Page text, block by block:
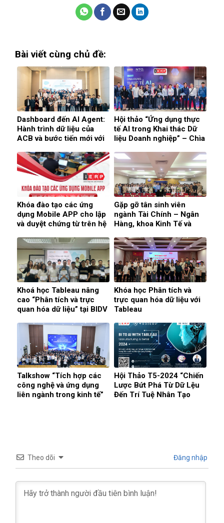
Bài viết cùng chủ đề:
Dashboard đến AI Agent:
Hành trình dữ liệu của
ACB và bước tiến mới với
iERP
Hội thảo “Ứng dụng thực
tế AI trong Khai thác Dữ
liệu Doanh nghiệp” – Chìa
phát triển hiệu quả
Khóa đào tạo các ứng
dụng Mobile APP cho lập
và duyệt chứng từ trên hệ
Gặp gỡ tân sinh viên
ngành Tài Chính – Ngân
Hàng, khoa Kinh Tế và
ngày 29/09/2024
Khoá học Tableau nâng
cao “Phân tích và trực
quan hóa dữ liệu” tại BIDV
Khóa học Phân tích và
trực quan hóa dữ liệu với
Tableau
Talkshow “Tích hợp các
công nghệ và ứng dụng
liên ngành trong kinh tế”
Hội Thảo T5-2024 “Chiến
Lược Bứt Phá Từ Dữ Lệu
Đến Trí Tuệ Nhân Tạo
Theo dõi Đăng nhập